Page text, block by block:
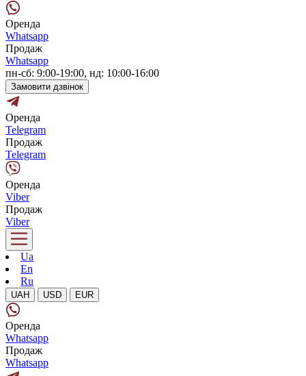
Оренда
Whatsapp
Продаж
Whatsapp
пн-сб: 9:00-19:00, нд: 10:00-16:00
Замовити дзвінок
Оренда
Telegram
Продаж
Telegram
Оренда
Viber
Продаж
Viber
Ua
En
Ru
UAH USD EUR
Оренда
Whatsapp
Продаж
Whatsapp